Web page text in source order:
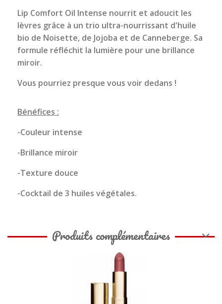
Lip Comfort Oil Intense nourrit et adoucit les
lèvres grâce à un trio ultra-nourrissant d'huile
bio de Noisette, de Jojoba et de Canneberge. Sa
formule réfléchit la lumière pour une brillance
miroir.
Vous pourriez presque vous voir dedans !
Bénéfices :
-Couleur intense
-Brillance miroir
-Texture douce
-Cocktail de 3 huiles végétales.
Produits complémentaires